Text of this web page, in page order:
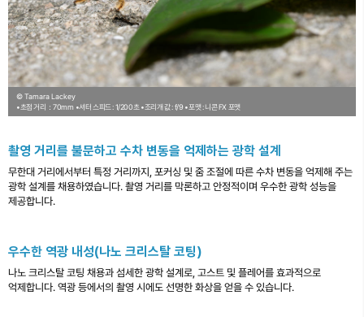
© Tamara Lackey
•초점 거리：70mm •셔터 스피드 : 1/200초 •조리개 값 : f/9 •포맷 : 니콘 FX 포맷
촬영 거리를 불문하고 수차 변동을 억제하는 광학 설계
무한대 거리에서부터 특정 거리까지, 포커싱 및 줌 조절에 따른 수차 변동을 억제해 주는
광학 설계를 채용하였습니다. 촬영 거리를 막론하고 안정적이며 우수한 광학 성능을
제공합니다.
우수한 역광 내성(나노 크리스탈 코팅)
나노 크리스탈 코팅 채용과 섬세한 광학 설계로, 고스트 및 플레어를 효과적으로
억제합니다. 역광 등에서의 촬영 시에도 선명한 화상을 얻을 수 있습니다.